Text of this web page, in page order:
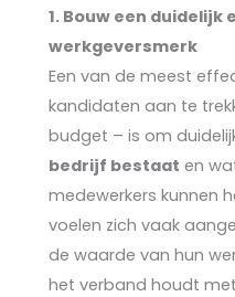
1. Bouw een duidelijk
werkgeversmerk
Een van de meest
kandidaten aan te
budget – is om
bedrijf bestaat en
medewerkers kunnen
voelen zich vaak
de waarde van hun
het verband houdt